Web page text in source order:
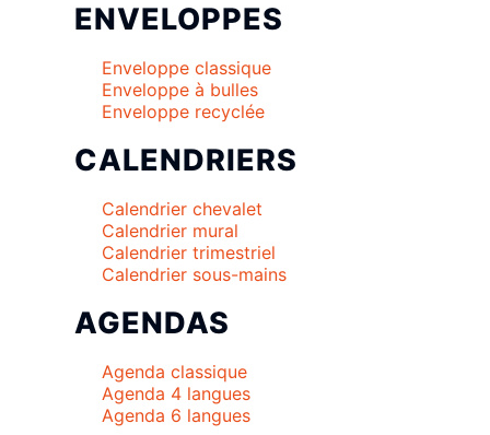
ENVELOPPES
Enveloppe classique
Enveloppe à bulles
Enveloppe recyclée
CALENDRIERS
Calendrier chevalet
Calendrier mural
Calendrier trimestriel
Calendrier sous-mains
AGENDAS
Agenda classique
Agenda 4 langues
Agenda 6 langues